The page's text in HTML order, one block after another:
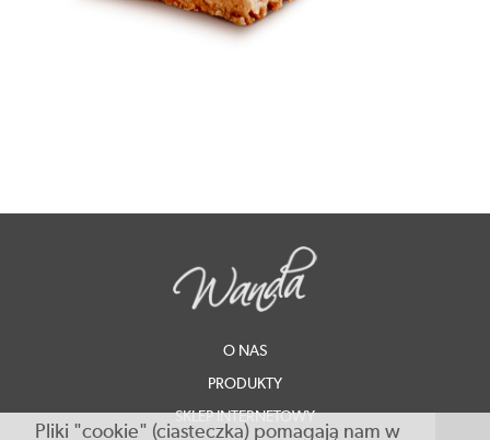
O NAS
PRODUKTY
SKLEP INTERNETOWY
Pliki "cookie" (ciasteczka) pomagają nam w